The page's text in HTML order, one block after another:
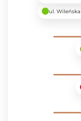
ul. Wileńska